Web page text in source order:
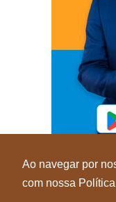
Ao navegar por
com nossa